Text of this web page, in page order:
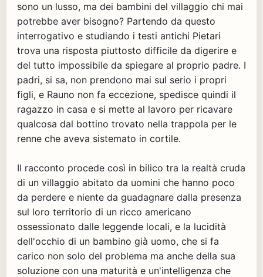
sono un lusso, ma dei bambini del villaggio chi mai
potrebbe aver bisogno? Partendo da questo
interrogativo e studiando i testi antichi Pietari
trova una risposta piuttosto difficile da digerire e
del tutto impossibile da spiegare al proprio padre. I
padri, si sa, non prendono mai sul serio i propri
figli, e Rauno non fa eccezione, spedisce quindi il
ragazzo in casa e si mette al lavoro per ricavare
qualcosa dal bottino trovato nella trappola per le
renne che aveva sistemato in cortile.
Il racconto procede così in bilico tra la realtà cruda
di un villaggio abitato da uomini che hanno poco
da perdere e niente da guadagnare dalla presenza
sul loro territorio di un ricco americano
ossessionato dalle leggende locali, e la lucidità
dell'occhio di un bambino già uomo, che si fa
carico non solo del problema ma anche della sua
soluzione con una maturità e un'intelligenza che